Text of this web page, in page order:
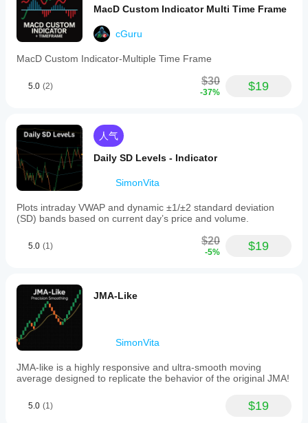
MacD Custom Indicator Multi Time Frame
cGuru
MacD Custom Indicator-Multiple Time Frame
5.0 (2) $30
-37% $19
人气
Daily SD Levels - Indicator
SimonVita
Plots intraday VWAP and dynamic ±1/±2 standard deviation
(SD) bands based on current day’s price and volume.
5.0 (1) $20
-5% $19
JMA-Like
SimonVita
JMA-like is a highly responsive and ultra-smooth moving
average designed to replicate the behavior of the original JMA!
5.0 (1) $19